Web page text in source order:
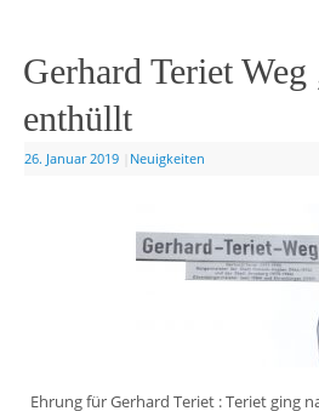
Gerhard Teriet
enthüllt
26. Januar 2019 Neuigkeiten
Ehrung für Gerhard Teriet : Teriet ging